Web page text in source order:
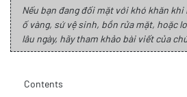
Nếu bạn đang đối mặt với khó khăn
ố vàng, sứ vệ sinh, bồn rửa mặt, hoặc
lâu ngày, hãy tham khảo bài viết của
Contents